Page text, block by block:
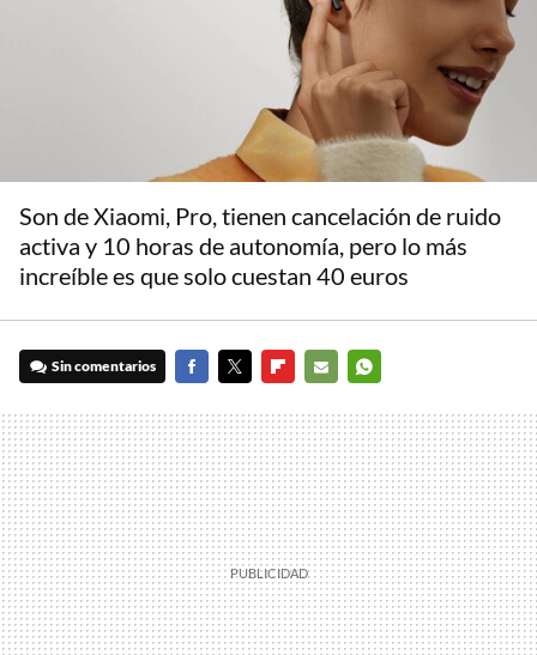
Son de Xiaomi, Pro, tienen cancelación de ruido
activa y 10 horas de autonomía, pero lo más
increíble es que solo cuestan 40 euros
Sin comentarios
MAIL